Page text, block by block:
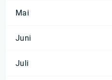
Mai
Juni
Juli